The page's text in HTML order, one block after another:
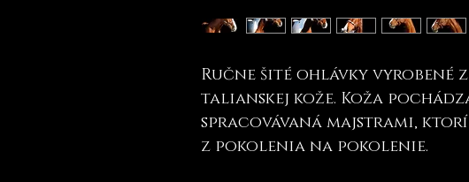
Ručne šité ohlávky vyrobené
talianskej kože. Koža
spracovávaná majstrami, ktorí
z pokolenia na pokolenie.